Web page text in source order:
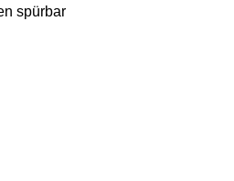
spürbar